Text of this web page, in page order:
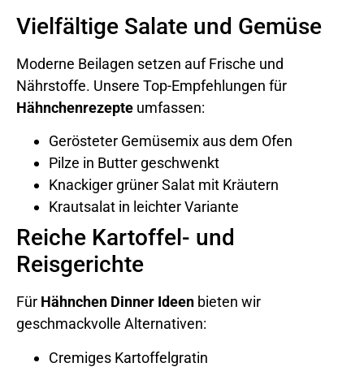
Vielfältige Salate und Gemüse
Moderne Beilagen setzen auf Frische und
Nährstoffe. Unsere Top-Empfehlungen für
Hähnchenrezepte umfassen:
Gerösteter Gemüsemix aus dem Ofen
Pilze in Butter geschwenkt
Knackiger grüner Salat mit Kräutern
Krautsalat in leichter Variante
Reiche Kartoffel- und
Reisgerichte
Für Hähnchen Dinner Ideen bieten wir
geschmackvolle Alternativen:
Cremiges Kartoffelgratin